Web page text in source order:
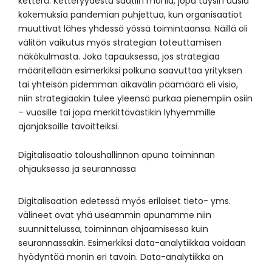
kokemuksia pandemian puhjettua, kun organisaatiot
muuttivat lähes yhdessä yössä toimintaansa. Näillä oli
välitön vaikutus myös strategian toteuttamisen
näkökulmasta. Joka tapauksessa, jos strategiaa
määritellään esimerkiksi polkuna saavuttaa yrityksen
tai yhteisön pidemmän aikavälin päämäärä eli visio,
niin strategiaakin tulee yleensä purkaa pienempiin osiin
– vuosille tai jopa merkittävästikin lyhyemmille
ajanjaksoille tavoitteiksi.
Digitalisaatio taloushallinnon apuna toiminnan
ohjauksessa ja seurannassa
Digitalisaation edetessä myös erilaiset tieto- yms.
välineet ovat yhä useammin apunamme niin
suunnittelussa, toiminnan ohjaamisessa kuin
seurannassakin. Esimerkiksi data-analytiikkaa voidaan
hyödyntää monin eri tavoin. Data-analytiikka on